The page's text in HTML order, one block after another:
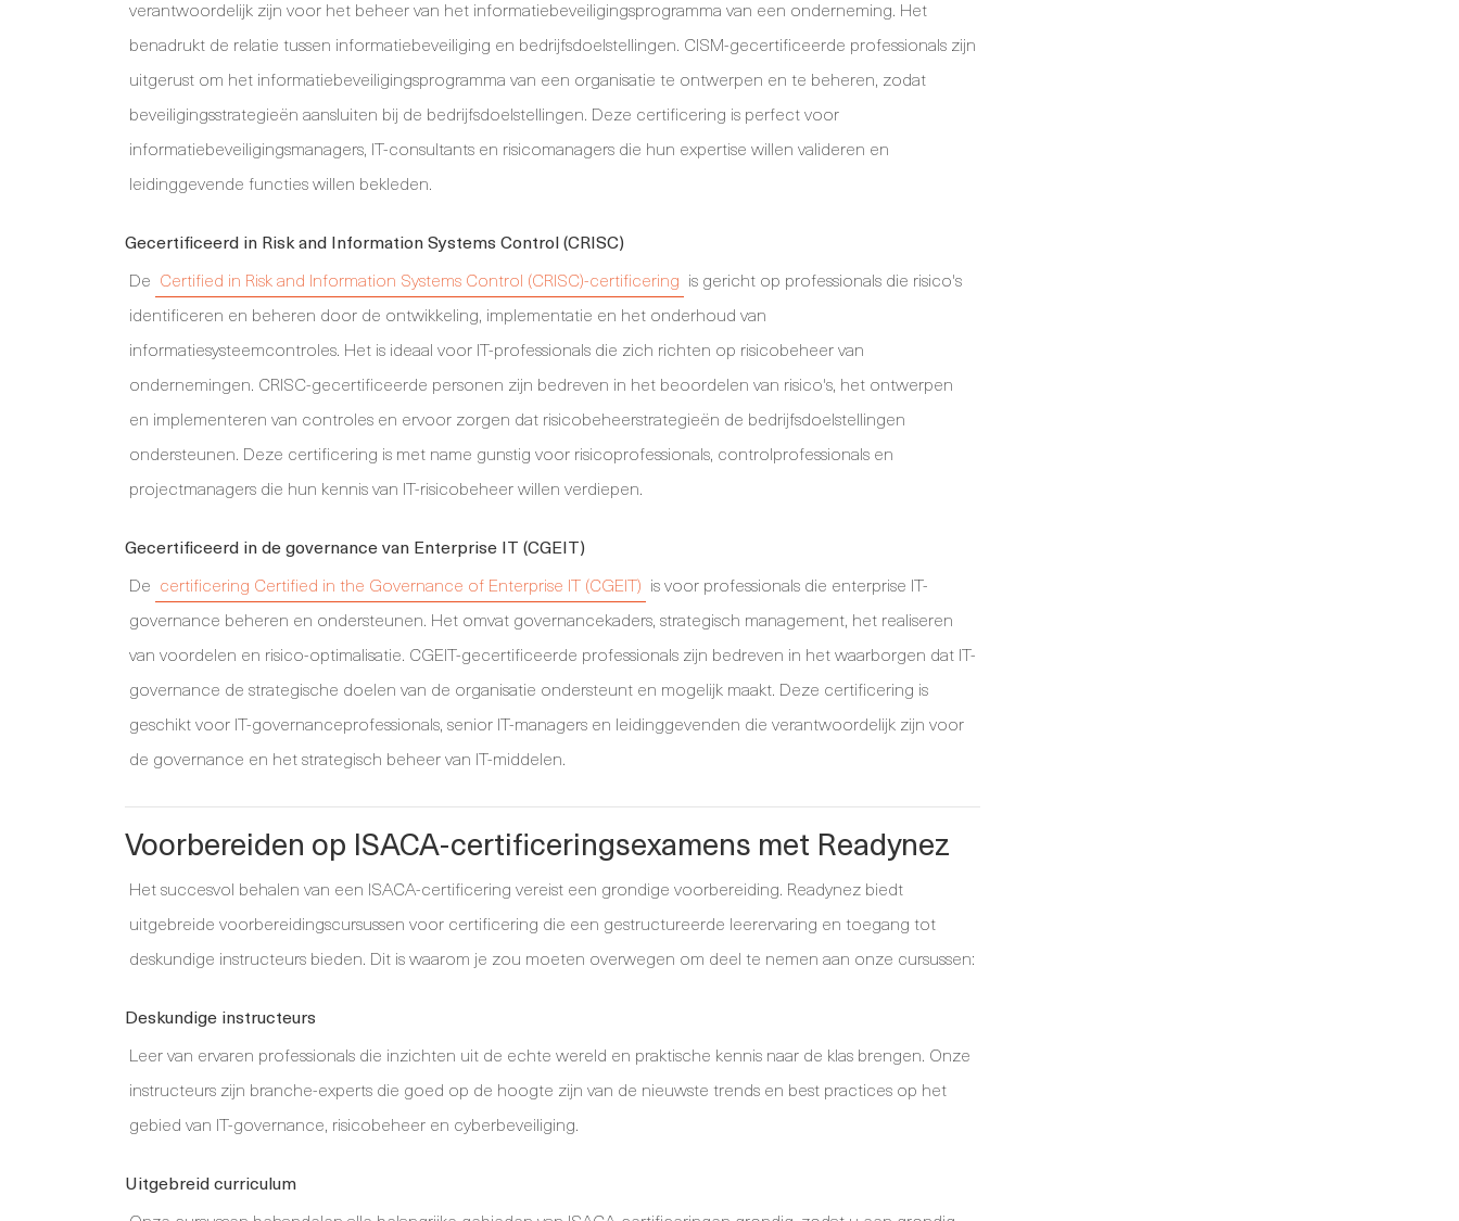
verantwoordelijk zijn voor het beheer van het informatiebeveiligingsprogramma van een onderneming. Het
benadrukt de relatie tussen informatiebeveiliging en bedrijfsdoelstellingen. CISM-gecertificeerde professionals zijn
uitgerust om het informatiebeveiligingsprogramma van een organisatie te ontwerpen en te beheren, zodat
beveiligingsstrategieën aansluiten bij de bedrijfsdoelstellingen. Deze certificering is perfect voor
informatiebeveiligingsmanagers, IT-consultants en risicomanagers die hun expertise willen valideren en
leidinggevende functies willen bekleden.
Gecertificeerd in Risk and Information Systems Control (CRISC)
De Certified in Risk and Information Systems Control (CRISC)-certificering is gericht op professionals die risico's
identificeren en beheren door de ontwikkeling, implementatie en het onderhoud van
informatiesysteemcontroles. Het is ideaal voor IT-professionals die zich richten op risicobeheer van
ondernemingen. CRISC-gecertificeerde personen zijn bedreven in het beoordelen van risico's, het ontwerpen
en implementeren van controles en ervoor zorgen dat risicobeheerstrategieën de bedrijfsdoelstellingen
ondersteunen. Deze certificering is met name gunstig voor risicoprofessionals, controlprofessionals en
projectmanagers die hun kennis van IT-risicobeheer willen verdiepen.
Gecertificeerd in de governance van Enterprise IT (CGEIT)
De certificering Certified in the Governance of Enterprise IT (CGEIT) is voor professionals die enterprise IT-
governance beheren en ondersteunen. Het omvat governancekaders, strategisch management, het realiseren
van voordelen en risico-optimalisatie. CGEIT-gecertificeerde professionals zijn bedreven in het waarborgen dat IT-
governance de strategische doelen van de organisatie ondersteunt en mogelijk maakt. Deze certificering is
geschikt voor IT-governanceprofessionals, senior IT-managers en leidinggevenden die verantwoordelijk zijn voor
de governance en het strategisch beheer van IT-middelen.
Voorbereiden op ISACA-certificeringsexamens met Readynez
Het succesvol behalen van een ISACA-certificering vereist een grondige voorbereiding. Readynez biedt
uitgebreide voorbereidingscursussen voor certificering die een gestructureerde leerervaring en toegang tot
deskundige instructeurs bieden. Dit is waarom je zou moeten overwegen om deel te nemen aan onze cursussen:
Deskundige instructeurs
Leer van ervaren professionals die inzichten uit de echte wereld en praktische kennis naar de klas brengen. Onze
instructeurs zijn branche-experts die goed op de hoogte zijn van de nieuwste trends en best practices op het
gebied van IT-governance, risicobeheer en cyberbeveiliging.
Uitgebreid curriculum